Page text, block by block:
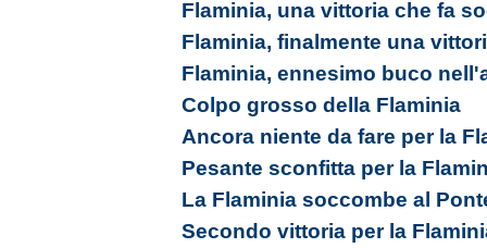
Flaminia, una vittoria che fa
Flaminia, finalmente una
Flaminia, ennesimo buco
Colpo grosso della Flaminia
Ancora niente da fare per la
Pesante sconfitta per la
La Flaminia soccombe al
Secondo vittoria per la